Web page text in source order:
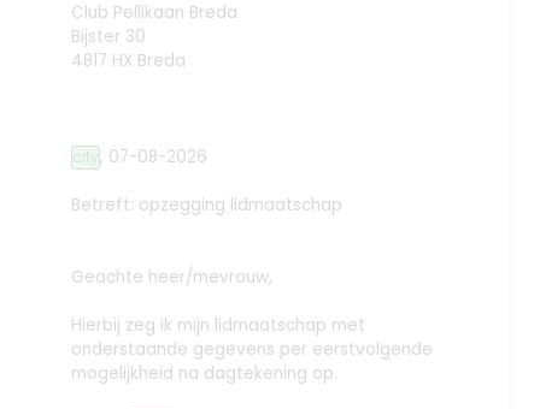
Club Pellikaan Breda
Bijster 30
4817 HX Breda
city, 07-08-2026
Betreft: opzegging lidmaatschap
Geachte heer/mevrouw,
Hierbij zeg ik mijn lidmaatschap met
onderstaande gegevens per eerstvolgende
mogelijkheid na dagtekening op.